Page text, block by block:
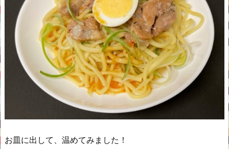
お皿に出して、温めてみました！